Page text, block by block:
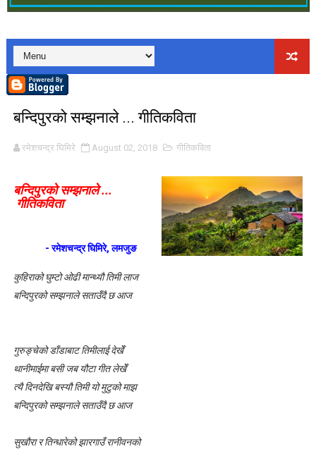
लघुकथाः पैसामोह
लघुकथाः राधा पियारी
लघुकथाः सम्बन्ध
कुटाइ काण्डः लघुकथा
पालोः लघुकथा
लघुकथाः स्वार्थी सम्झौता
बालकविताः ठेकी
बालकविताः बाल अधिकार
लघुकथा : गुलियो माया
लघुकथा: दसैँको टीका
बालकविता: तीज आयो तीजमा
बन्दिपुरको सम्झनाले ... गीतिकविता
रमेशचन्द्र घिमिरे August 02, 2018 गीतिकविता
बन्दिपुरको सम्झनाले ...
गीतिकविता
- रमेशचन्द्र घिमिरे, लमजुङ
कुहिराको घुम्टो ओढी मान्थ्यौ तिमी लाज
बन्दिपुरको सम्झनाले सताउँदै छ आज
गुरुङ्चेको डाँडाबाट तिमीलाई देखेँ
थानीमाईमा बसी जब यौटा गीत लेखेँ
त्यै दिनदेखि बस्यौ तिमी यो मुटुको माझ
बन्दिपुरको सम्झनाले सताउँदै छ आज
सुखौरा र तिन्धारेको झारगाउँ रानीवनको